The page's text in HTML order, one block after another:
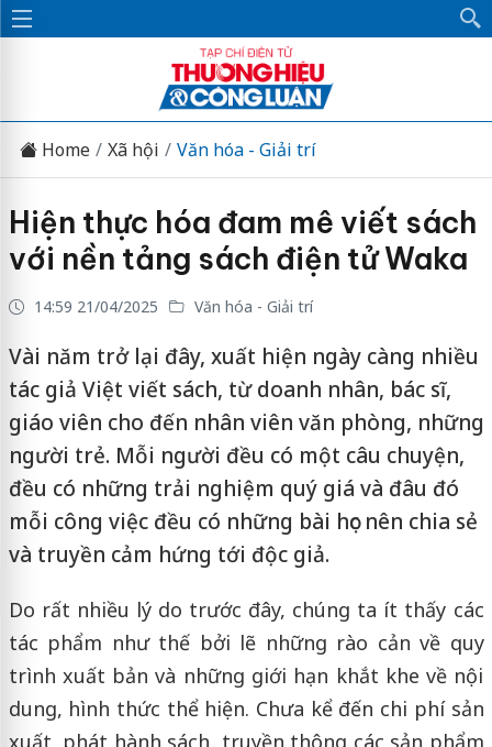
Home Xã hội Văn hóa - Giải trí
Hiện thực hóa đam mê viết sách
với nền tảng sách điện tử Waka
14:59 21/04/2025 Văn hóa - Giải trí
Vài năm trở lại đây, xuất hiện ngày càng nhiều
tác giả Việt viết sách, từ doanh nhân, bác sĩ,
giáo viên cho đến nhân viên văn phòng, những
người trẻ. Mỗi người đều có một câu chuyện,
đều có những trải nghiệm quý giá và đâu đó
mỗi công việc đều có những bài học nên chia sẻ
và truyền cảm hứng tới độc giả.
Do rất nhiều lý do trước đây, chúng ta ít thấy các
tác phẩm như thế bởi lẽ những rào cản về quy
trình xuất bản và những giới hạn khắt khe về nội
dung, hình thức thể hiện. Chưa kể đến chi phí sản
xuất, phát hành sách, truyền thông các sản phẩm